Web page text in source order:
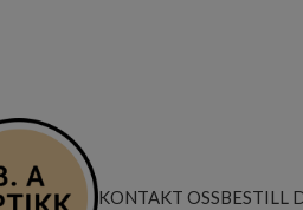
KONTAKT OSSBESTILL